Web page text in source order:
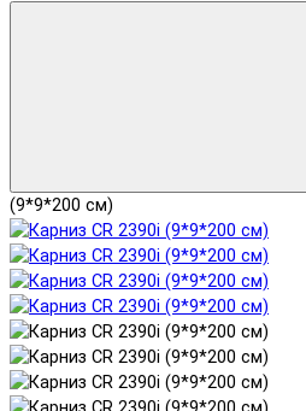
(9*9*200 см)